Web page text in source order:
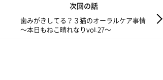
次回の話
歯みがきしてる？３猫のオーラルケア事情
～本日もねこ晴れなりvol.27～